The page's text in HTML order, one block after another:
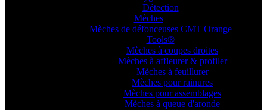
Détection
Mèches
Mèches de défonceuses CMT Orange
Tools®
Mèches à coupes droites
Mèches à affleurer & profiler
Mèches à feuillurer
Mèches pour rainures
Mèches pour assemblages
Mèches à queue d'aronde